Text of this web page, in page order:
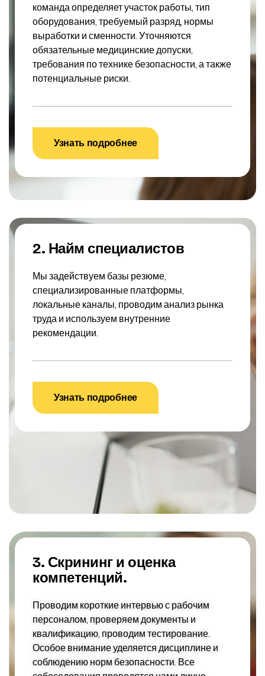
команда определяет участок работы, тип
оборудования, требуемый разряд, нормы
выработки и сменности. Уточняются
обязательные медицинские допуски,
требования по технике безопасности, а также
потенциальные риски.
Узнать подробнее
2. Найм специалистов
Мы задействуем базы резюме,
специализированные платформы,
локальные каналы, проводим анализ рынка
труда и используем внутренние
рекомендации.
Узнать подробнее
3. Скрининг и оценка
компетенций.
Проводим короткие интервью с рабочим
персоналом, проверяем документы и
квалификацию, проводим тестирование.
Особое внимание уделяется дисциплине и
соблюдению норм безопасности. Все